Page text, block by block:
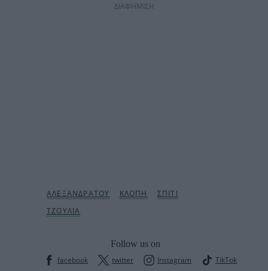
ΔΙΑΦΗΜΙΣΗ
Follow us on
facebook
twitter Instagram TikTok